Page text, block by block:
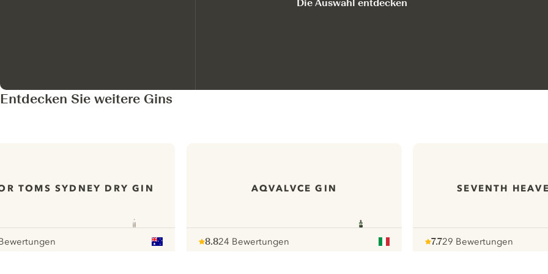
Die Auswahl entdecken
Entdecken Sie weitere Gins
TOMS SYDNEY DRY GIN AQVALVCE GIN
8.824 Bewertungen
SEVENTH
7.729 Bewertungen